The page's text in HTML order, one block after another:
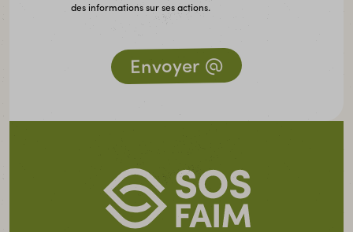
des informations sur ses actions.